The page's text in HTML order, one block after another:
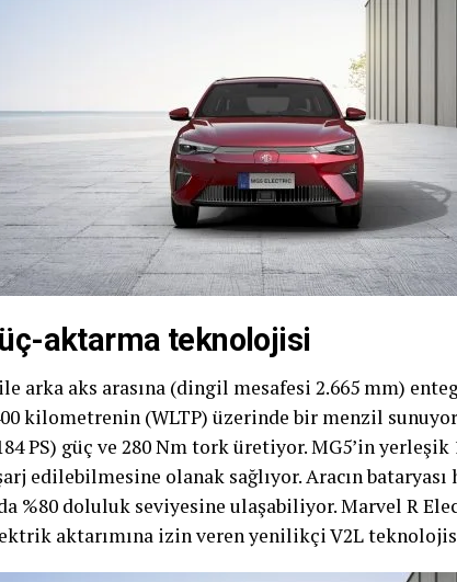
aktarma teknolojisi
arka aks arasına (dingil mesafesi 2.665 mm)
kilometrenin (WLTP) üzerinde bir menzil
PS) güç ve 280 Nm tork üretiyor. MG5’in yerleşik
edilebilmesine olanak sağlıyor. Aracın bataryası
%80 doluluk seviyesine ulaşabiliyor. Marvel R
aktarımına izin veren yenilikçi V2L